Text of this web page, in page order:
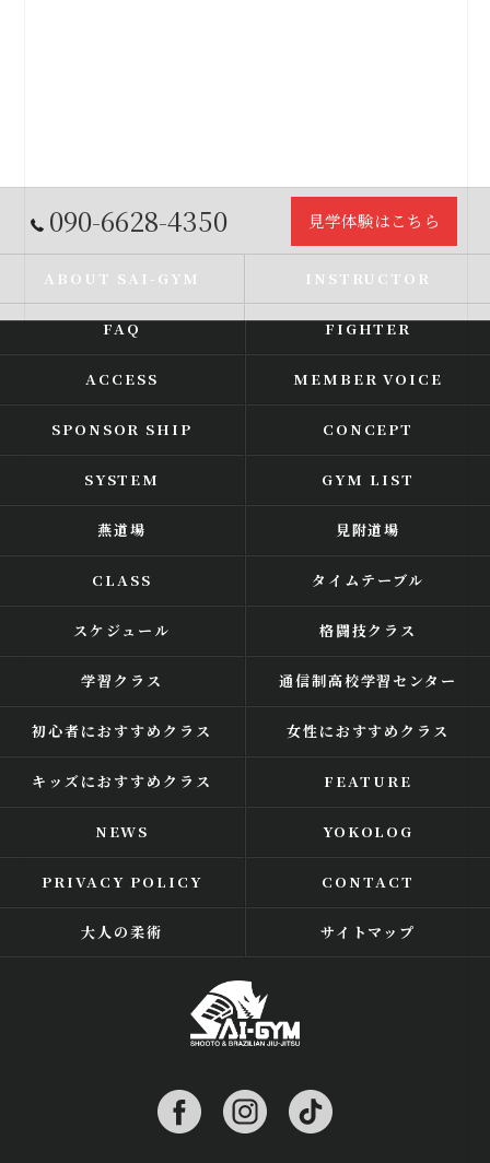
090-6628-4350 見学体験はこちら
ABOUT SAI-GYM INSTRUCTOR
FAQ FIGHTER
ACCESS MEMBER VOICE
SPONSOR SHIP CONCEPT
SYSTEM GYM LIST
燕道場 見附道場
CLASS タイムテーブル
スケジュール 格闘技クラス
学習クラス 通信制高校学習センター
初心者におすすめクラス 女性におすすめクラス
キッズにおすすめクラス FEATURE
NEWS YOKOLOG
PRIVACY POLICY CONTACT
大人の柔術 サイトマップ